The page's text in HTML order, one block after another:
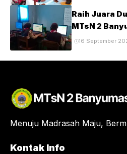
Raih Juara
MTsN 2
Provinsi
16 September
Menuju Madrasah Maju,
Kontak Info